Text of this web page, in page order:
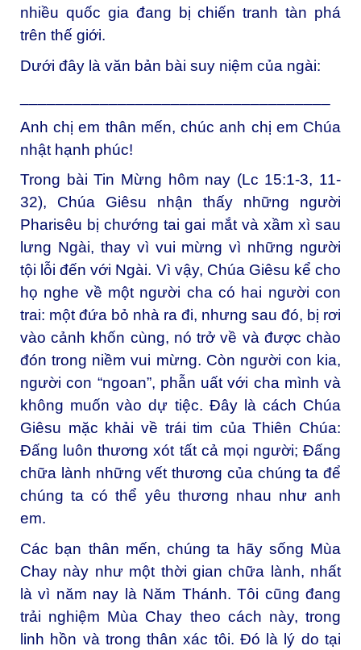
nhiều quốc gia đang bị chiến tranh tàn phá
trên thế giới.
Dưới đây là văn bản bài suy niệm của ngài:
Anh chị em thân mến, chúc anh chị em Chúa
nhật hạnh phúc!
Trong bài Tin Mừng hôm nay (Lc 15:1-3, 11-
32), Chúa Giêsu nhận thấy những người
Pharisêu bị chướng tai gai mắt và xầm xì sau
lưng Ngài, thay vì vui mừng vì những người
tội lỗi đến với Ngài. Vì vậy, Chúa Giêsu kể cho
họ nghe về một người cha có hai người con
trai: một đứa bỏ nhà ra đi, nhưng sau đó, bị rơi
vào cảnh khốn cùng, nó trở về và được chào
đón trong niềm vui mừng. Còn người con kia,
người con “ngoan”, phẫn uất với cha mình và
không muốn vào dự tiệc. Đây là cách Chúa
Giêsu mặc khải về trái tim của Thiên Chúa:
Đấng luôn thương xót tất cả mọi người; Đấng
chữa lành những vết thương của chúng ta để
chúng ta có thể yêu thương nhau như anh
em.
Các bạn thân mến, chúng ta hãy sống Mùa
Chay này như một thời gian chữa lành, nhất
là vì năm nay là Năm Thánh. Tôi cũng đang
trải nghiệm Mùa Chay theo cách này, trong
linh hồn và trong thân xác tôi. Đó là lý do tại